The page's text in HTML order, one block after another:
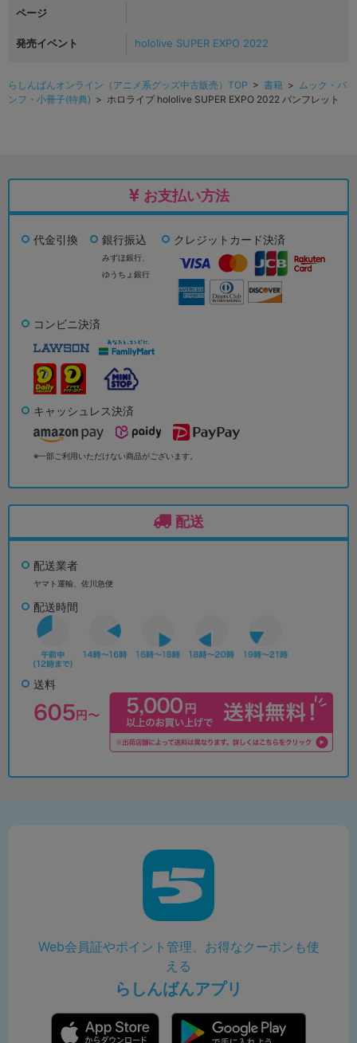
ページ
発売イベント hololive SUPER EXPO 2022
らしんばんオンライン（アニメ系グッズ中古販売）TOP > 書籍 > ムック・パ
ンフ・小冊子(特典) > ホロライブ hololive SUPER EXPO 2022 パンフレット
お支払い方法
代金引換 銀行振込
みずほ銀行、
ゆうちょ銀行
クレジットカード決済
コンビニ決済
キャッシュレス決済
※一部ご利用いただけない商品がございます。
配送
配送業者
ヤマト運輸、佐川急便
配送時間
送料
Web会員証やポイント管理、お得なクーポンも使
える
らしんばんアプリ